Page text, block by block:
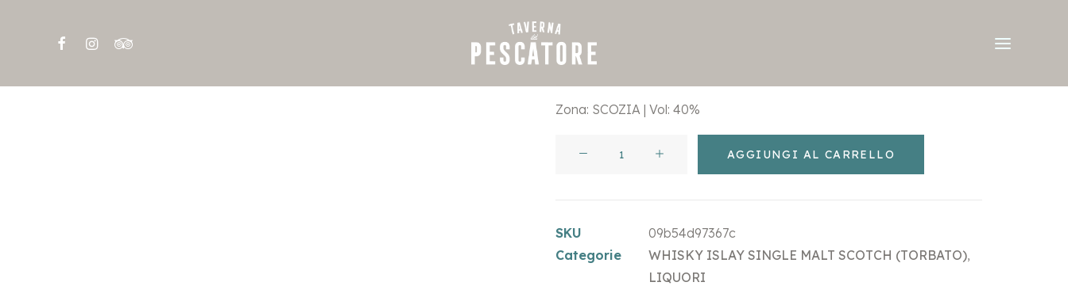
€7,00
Zona: SCOZIA | Vol: 40%
AGGIUNGI AL CARRELLO
SKU
09b54d97367c
Categorie
WHISKY ISLAY SINGLE MALT SCOTCH (TORBATO),
LIQUORI